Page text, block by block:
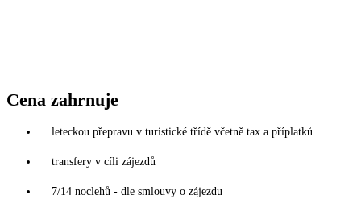
Cena zahrnuje
leteckou přepravu v turistické třídě včetně tax a příplatků
transfery v cíli zájezdů
7/14 noclehů - dle smlouvy o zájezdu